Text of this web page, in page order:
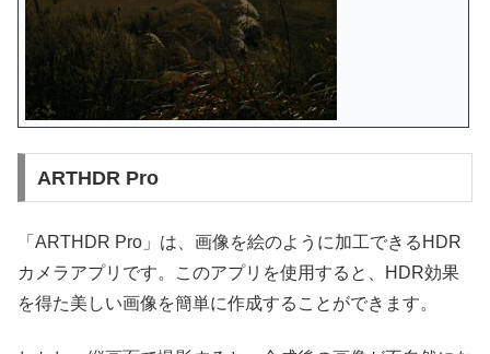
ARTHDR Pro
「ARTHDR Pro」は、画像を絵のように加工できるHDR
カメラアプリです。このアプリを使用すると、HDR効果
を得た美しい画像を簡単に作成することができます。